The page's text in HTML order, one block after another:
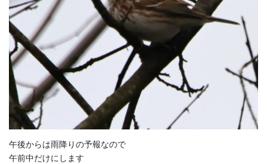
午後からは雨降りの予報なので
午前中だけにします